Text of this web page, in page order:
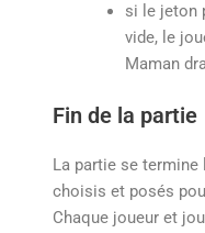
si le jeton
vide, le
Maman
Fin de la partie
La partie se
choisis et posés
Chaque joueur et